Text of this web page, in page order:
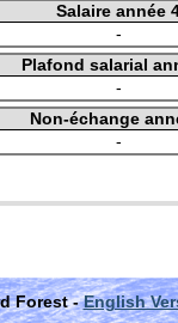
Salaire année
-
Plafond salarial
-
Non-échange
-
Forest -English